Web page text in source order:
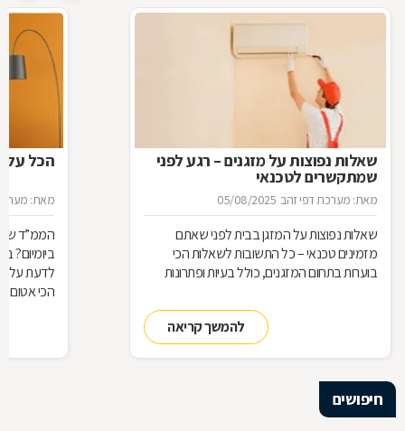
שאלות נפוצות על מזגנים – רגע לפני
שמתקשרים לטכנאי
מאת: מערכת דפי זהב 05/08/2025
שאלות נפוצות על המזגן בבית לפני שאתם
מזמינים טכנאי – כל התשובות לשאלות הכי
בוערות בתחום המזגנים, כולל בעיות ופתרונות
להמשך קריאה
הכל על
מאת:
הממ”ד
ביומיום?
לדעת על
הכי אטום
חיפושים